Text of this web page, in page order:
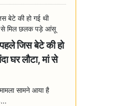
जिस बेटे की हो
घर लौटा, मां से
सामने आया है